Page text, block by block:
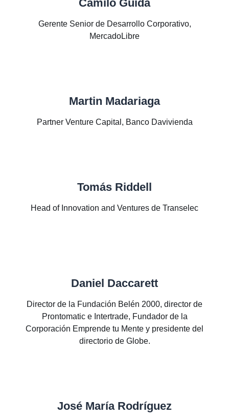
Camilo Guida
Gerente Senior de Desarrollo Corporativo,
MercadoLibre
Martin Madariaga
Partner Venture Capital, Banco Davivienda
Tomás Riddell
Head of Innovation and Ventures de Transelec
Daniel Daccarett
Director de la Fundación Belén 2000, director de
Prontomatic e Intertrade, Fundador de la
Corporación Emprende tu Mente y presidente del
directorio de Globe.
José María Rodríguez